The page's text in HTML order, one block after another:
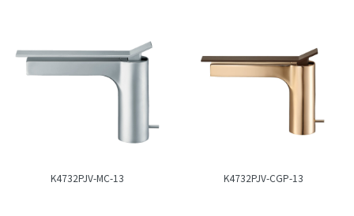
K4732PJV-MC-13 K4732PJV-CGP-13